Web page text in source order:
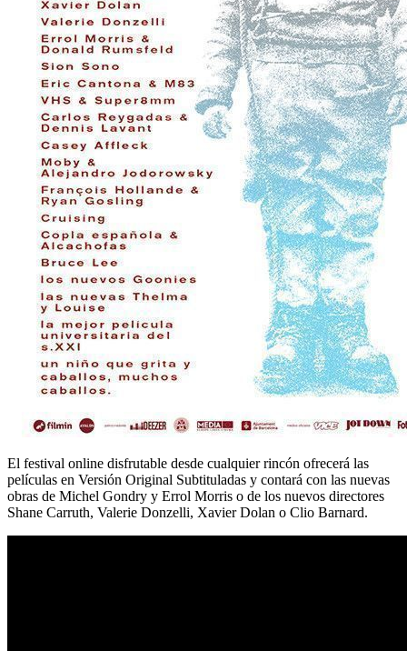
El festival online disfrutable desde cualquier rincón ofrecerá las
películas en Versión Original Subtituladas y contará con las nuevas
obras de Michel Gondry y Errol Morris o de los nuevos directores
Shane Carruth, Valerie Donzelli, Xavier Dolan o Clio Barnard.